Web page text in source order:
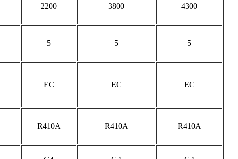
2200 3800 4300
5 5 5
EC EC EC
R410A R410A R410A